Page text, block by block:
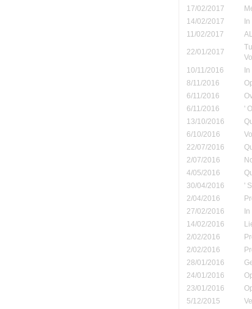
17/02/2017
14/02/2017
In
11/02/2017
22/01/2017
10/11/2016
In
8/11/2016
6/11/2016
6/11/2016
'
13/10/2016
6/10/2016
22/07/2016
2/07/2016
4/05/2016
30/04/2016
'
2/04/2016
27/02/2016
In
14/02/2016
2/02/2016
2/02/2016
28/01/2016
24/01/2016
23/01/2016
5/12/2015